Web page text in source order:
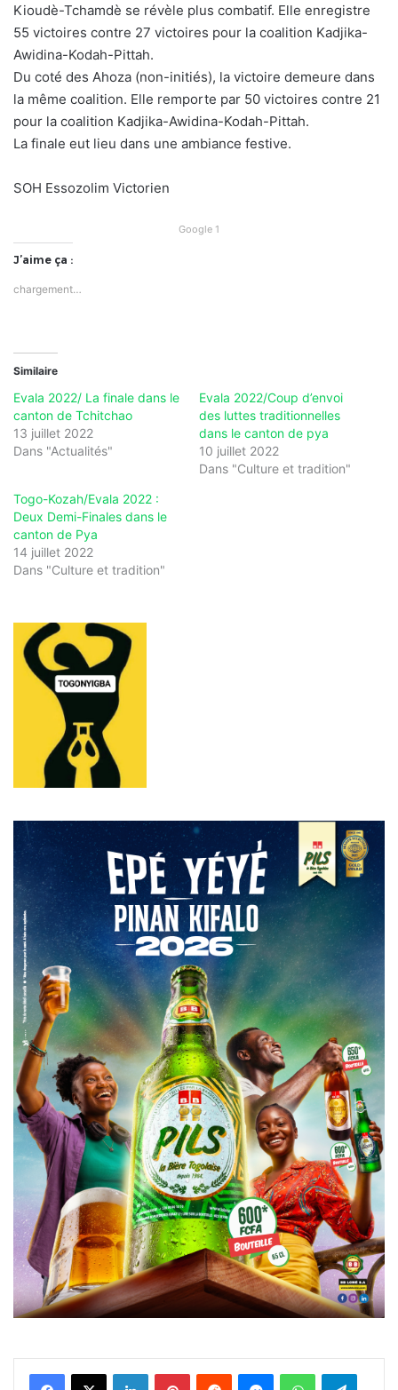
Kioudè-Tchamdè se révèle plus combatif. Elle enregistre
55 victoires contre 27 victoires pour la coalition Kadjika-
Awidina-Kodah-Pittah.
Du coté des Ahoza (non-initiés), la victoire demeure dans
la même coalition. Elle remporte par 50 victoires contre 21
pour la coalition Kadjika-Awidina-Kodah-Pittah.
La finale eut lieu dans une ambiance festive.
SOH Essozolim Victorien
Google 1
J’aime ça :
chargement…
Similaire
Evala 2022/ La finale dans le
canton de Tchitchao
13 juillet 2022
Dans "Actualités"
Evala 2022/Coup d’envoi
des luttes traditionnelles
dans le canton de pya
10 juillet 2022
Dans "Culture et tradition"
Togo-Kozah/Evala 2022 :
Deux Demi-Finales dans le
canton de Pya
14 juillet 2022
Dans "Culture et tradition"
FacebookX Linkedin PinterestReddit MessengerWhatsAppTelegram